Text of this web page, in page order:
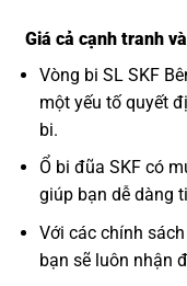
Giá cả cạnh tranh
Vòng bi SL SKF
một yếu tố quyết
bi.
Ổ bi đũa SKF có
giúp bạn dễ dàng
Với các chính
bạn sẽ luôn nhận